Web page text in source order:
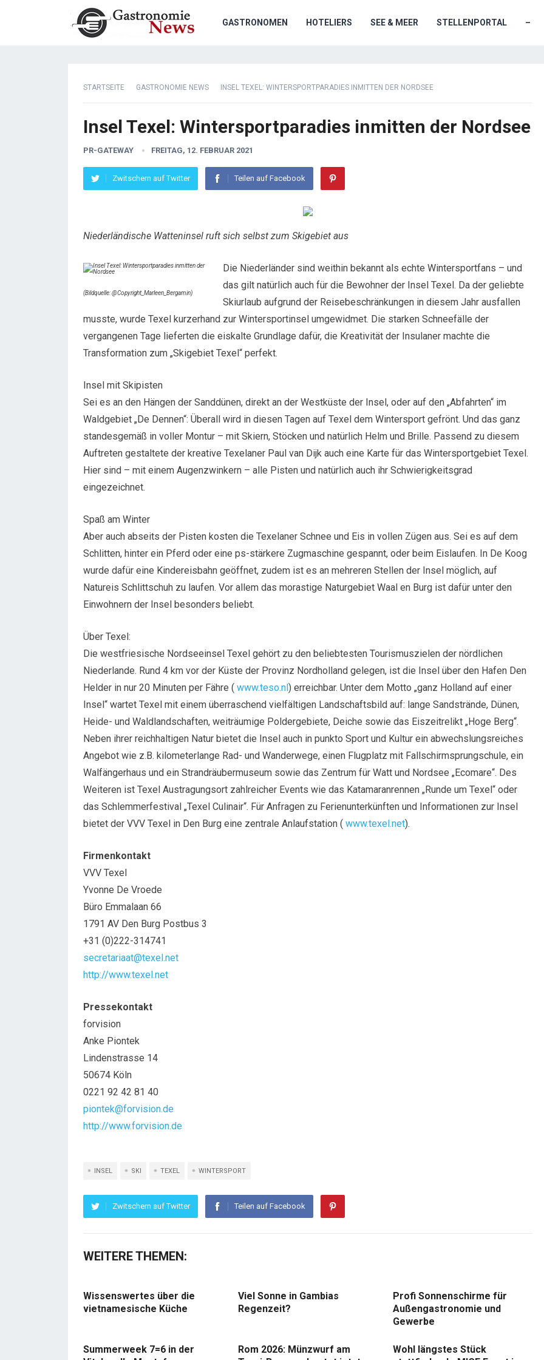
GASTRONOMEN HOTELIERS SEE & MEER STELLENPORTAL –
STARTSEITE GASTRONOMIE NEWS INSEL TEXEL: WINTERSPORTPARADIES INMITTEN DER NORDSEE
Insel Texel: Wintersportparadies inmitten der Nordsee
PR-GATEWAY FREITAG, 12. FEBRUAR 2021
Zwitschern auf Twitter Teilen auf Facebook
Niederländische Watteninsel ruft sich selbst zum Skigebiet aus
(Bildquelle: @Copyright_Marleen_Bergamin)
Die Niederländer sind weithin bekannt als echte Wintersportfans – und
das gilt natürlich auch für die Bewohner der Insel Texel. Da der geliebte
Skiurlaub aufgrund der Reisebeschränkungen in diesem Jahr ausfallen
musste, wurde Texel kurzerhand zur Wintersportinsel umgewidmet. Die starken Schneefälle der
vergangenen Tage lieferten die eiskalte Grundlage dafür, die Kreativität der Insulaner machte die
Transformation zum „Skigebiet Texel“ perfekt.
Insel mit Skipisten
Sei es an den Hängen der Sanddünen, direkt an der Westküste der Insel, oder auf den „Abfahrten“ im
Waldgebiet „De Dennen“: Überall wird in diesen Tagen auf Texel dem Wintersport gefrönt. Und das ganz
standesgemäß in voller Montur – mit Skiern, Stöcken und natürlich Helm und Brille. Passend zu diesem
Auftreten gestaltete der kreative Texelaner Paul van Dijk auch eine Karte für das Wintersportgebiet Texel.
Hier sind – mit einem Augenzwinkern – alle Pisten und natürlich auch ihr Schwierigkeitsgrad
eingezeichnet.
Spaß am Winter
Aber auch abseits der Pisten kosten die Texelaner Schnee und Eis in vollen Zügen aus. Sei es auf dem
Schlitten, hinter ein Pferd oder eine ps-stärkere Zugmaschine gespannt, oder beim Eislaufen. In De Koog
wurde dafür eine Kindereisbahn geöffnet, zudem ist es an mehreren Stellen der Insel möglich, auf
Natureis Schlittschuh zu laufen. Vor allem das morastige Naturgebiet Waal en Burg ist dafür unter den
Einwohnern der Insel besonders beliebt.
Über Texel:
Die westfriesische Nordseeinsel Texel gehört zu den beliebtesten Tourismuszielen der nördlichen
Niederlande. Rund 4 km vor der Küste der Provinz Nordholland gelegen, ist die Insel über den Hafen Den
Helder in nur 20 Minuten per Fähre ( www.teso.nl) erreichbar. Unter dem Motto „ganz Holland auf einer
Insel“ wartet Texel mit einem überraschend vielfältigen Landschaftsbild auf: lange Sandstrände, Dünen,
Heide- und Waldlandschaften, weiträumige Poldergebiete, Deiche sowie das Eiszeitrelikt „Hoge Berg“.
Neben ihrer reichhaltigen Natur bietet die Insel auch in punkto Sport und Kultur ein abwechslungsreiches
Angebot wie z.B. kilometerlange Rad- und Wanderwege, einen Flugplatz mit Fallschirmsprungschule, ein
Walfängerhaus und ein Strandräubermuseum sowie das Zentrum für Watt und Nordsee „Ecomare“. Des
Weiteren ist Texel Austragungsort zahlreicher Events wie das Katamaranrennen „Runde um Texel“ oder
das Schlemmerfestival „Texel Culinair“. Für Anfragen zu Ferienunterkünften und Informationen zur Insel
bietet der VVV Texel in Den Burg eine zentrale Anlaufstation ( www.texel.net).
Firmenkontakt
VVV Texel
Yvonne De Vroede
Büro Emmalaan 66
1791 AV Den Burg Postbus 3
+31 (0)222-314741
secretariaat@texel.net
http://www.texel.net
Pressekontakt
forvision
Anke Piontek
Lindenstrasse 14
50674 Köln
0221 92 42 81 40
piontek@forvision.de
http://www.forvision.de
INSEL SKI TEXEL WINTERSPORT
Zwitschern auf Twitter Teilen auf Facebook
WEITERE THEMEN:
Wissenswertes über die
vietnamesische Küche
Viel Sonne in Gambias
Regenzeit?
Profi Sonnenschirme für
Außengastronomie und
Gewerbe
Summerweek 7=6 in der
Rom 2026: Münzwurf am
Wohl längstes Stück